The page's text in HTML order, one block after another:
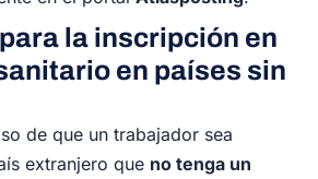
la inscripción en
en países sin
de que un trabajador sea
extranjero que no tenga un